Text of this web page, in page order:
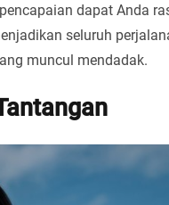
dapat Anda
seluruh
muncul mendadak.